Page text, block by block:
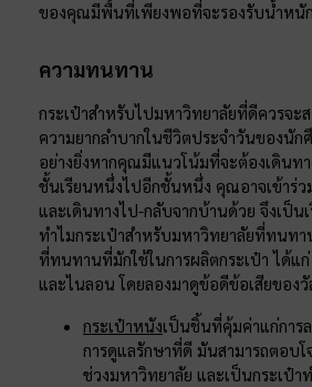
ของคุณมีพื้นที่เพียงพอที่จะรองรับน้ำหนั
ความทนทาน
กระเป๋าสำหรับไปมหาวิทยาลัยที่ดีควรจะ
ความยากลำบากในชีวิตประจำวันของนัก
อย่างยิ่งหากคุณมีแนวโน้มที่จะต้องเดินทา
ชั้นเรียนหนึ่งไปอีกชั้นหนึ่ง คุณอาจเข้าร่ว
และเดินทางไป-กลับจากบ้านด้วย จึงเป็น
ทำไมกระเป๋าสำหรับมหาวิทยาลัยที่ทนท
ที่ทนทานที่มักใช้ในการผลิตกระเป๋า ได้แ
และไนลอน โดยลองมาดูข้อดีข้อเสียของ
กระเป๋าหนังเป็นชิ้นที่คุ้มค่าแก่การ
การดูแลรักษาที่ดี มันสามารถตอบ
ช่วงมหาวิทยาลัย และเป็นกระเป๋า